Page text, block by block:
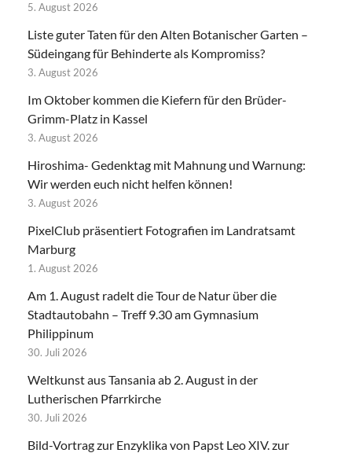
5. August 2026
Liste guter Taten für den Alten Botanischer Garten –
Südeingang für Behinderte als Kompromiss?
3. August 2026
Im Oktober kommen die Kiefern für den Brüder-
Grimm-Platz in Kassel
3. August 2026
Hiroshima- Gedenktag mit Mahnung und Warnung:
Wir werden euch nicht helfen können!
3. August 2026
PixelClub präsentiert Fotografien im Landratsamt
Marburg
1. August 2026
Am 1. August radelt die Tour de Natur über die
Stadtautobahn – Treff 9.30 am Gymnasium
Philippinum
30. Juli 2026
Weltkunst aus Tansania ab 2. August in der
Lutherischen Pfarrkirche
30. Juli 2026
Bild-Vortrag zur Enzyklika von Papst Leo XIV. zur